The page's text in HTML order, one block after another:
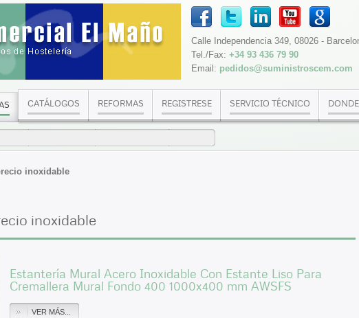
Calle Independencia 349, 08026 -
Tel./Fax: +34 93 436 79 90
Email: pedidos@suministroscem.com
CATÁLOGOS REFORMAS REGISTRESE SERVICIO TÉCNICO
inoxidable
inoxidable
Estantería Mural Acero Inoxidable Con Estante Liso Para
Cremallera Mural Fondo 400 1000x400 mm AWSFS
VER MÁS...